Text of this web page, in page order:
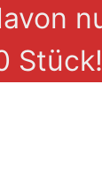
Stück!